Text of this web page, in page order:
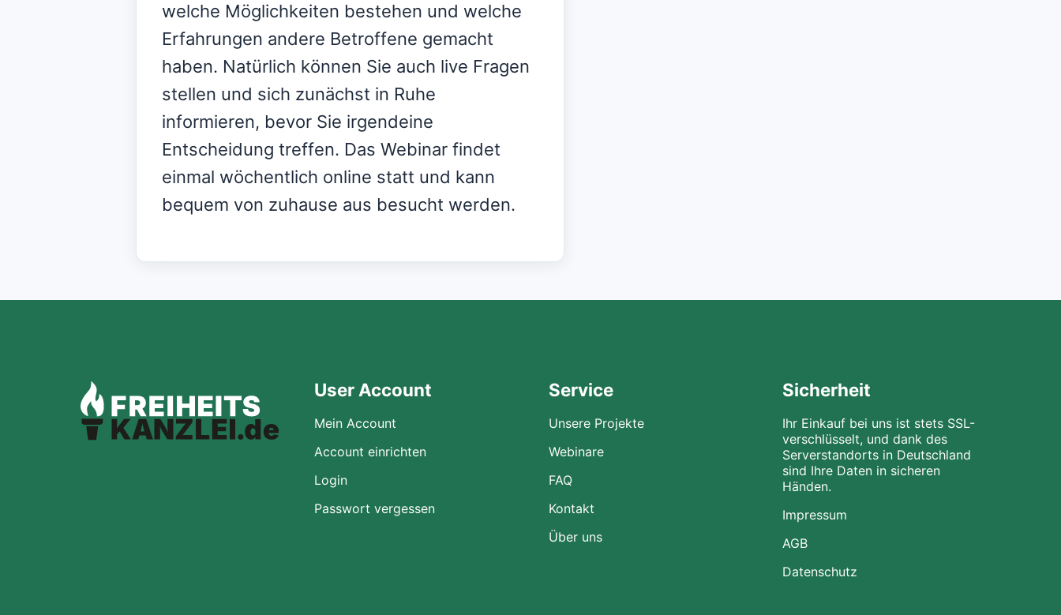
welche Möglichkeiten bestehen und welche
Erfahrungen andere Betroffene gemacht
haben. Natürlich können Sie auch live Fragen
stellen und sich zunächst in Ruhe
informieren, bevor Sie irgendeine
Entscheidung treffen. Das Webinar findet
einmal wöchentlich online statt und kann
bequem von zuhause aus besucht werden.
User Account
Mein Account
Account einrichten
Login
Passwort vergessen
Service
Unsere Projekte
Webinare
FAQ
Kontakt
Über uns
Sicherheit
Ihr Einkauf bei uns ist stets SSL-
verschlüsselt, und dank des
Serverstandorts in Deutschland
sind Ihre Daten in sicheren
Händen.
Impressum
AGB
Datenschutz